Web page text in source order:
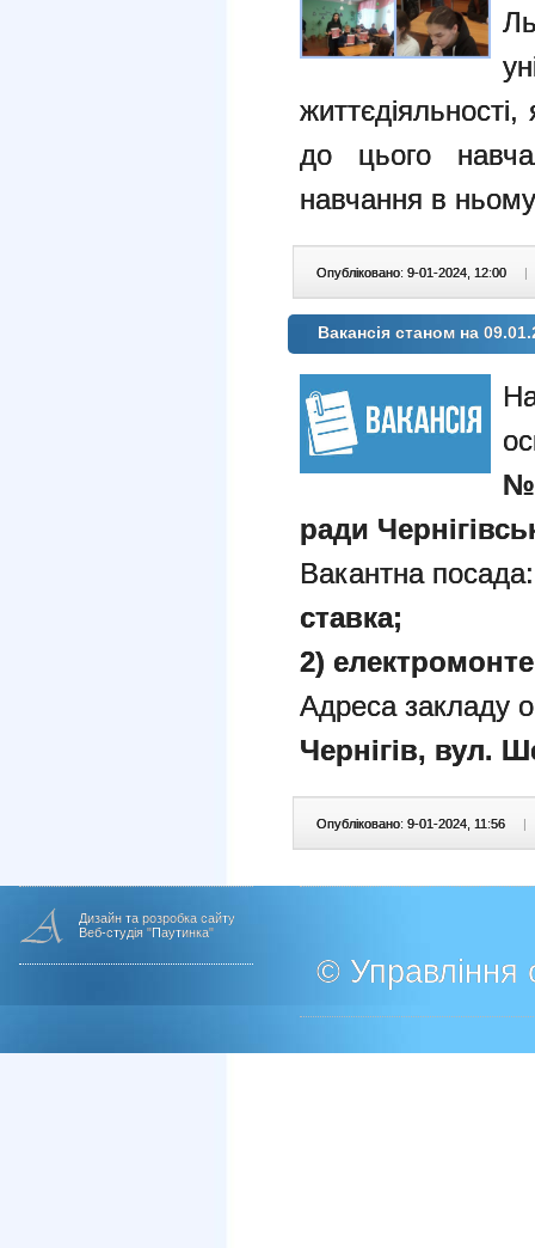
до цього
навчання в
Опубліковано: 9-01-2024, 12:00 |
Вакансія станом на
ради
Вакантна
ставка;
2)
Адреса закладу
Чернігів, вул.
Опубліковано: 9-01-2024, 11:56 |
Дизайн та розробка сайту
Веб-студія "Паутинка"
© Управління